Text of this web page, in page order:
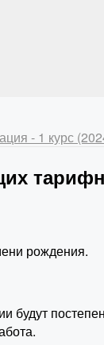
- 1 курс
рождения.